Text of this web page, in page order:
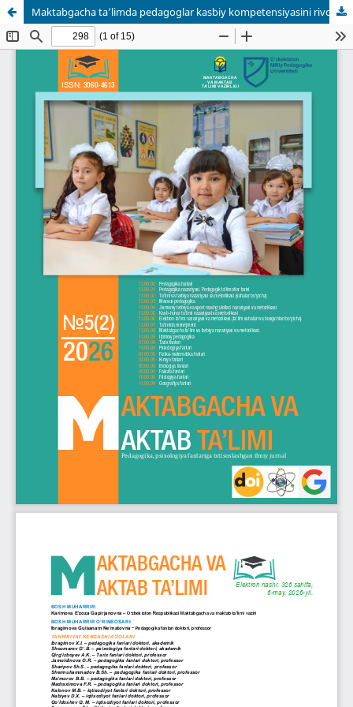
Maktabgacha ta’limda pedagoglar kasbiy kompetensiyasini rivojlantirishda uslubiy xizmat va hamkorlik mexanizmlarining samaradorligi